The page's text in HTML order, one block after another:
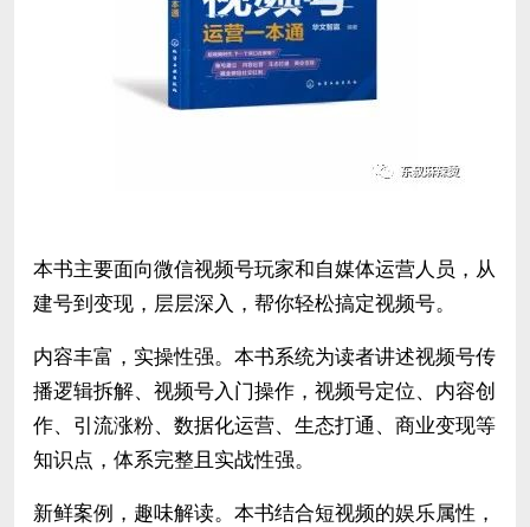
本书主要面向微信视频号玩家和自媒体运营人员，从
建号到变现，层层深入，帮你轻松搞定视频号。
内容丰富，实操性强。本书系统为读者讲述视频号传
播逻辑拆解、视频号入门操作，视频号定位、内容创
作、引流涨粉、数据化运营、生态打通、商业变现等
知识点，体系完整且实战性强。
新鲜案例，趣味解读。本书结合短视频的娱乐属性，